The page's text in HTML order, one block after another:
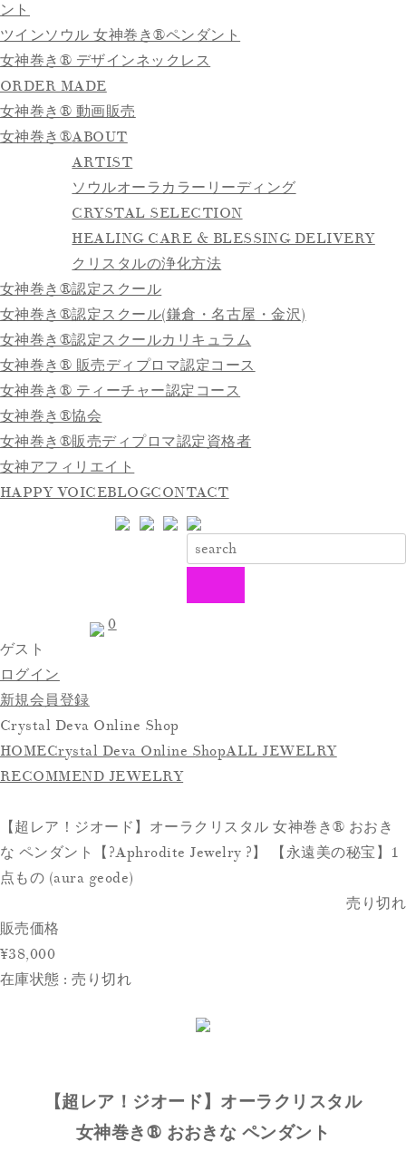
ント
ツインソウル 女神巻き®ペンダント
女神巻き® デザインネックレス
ORDER MADE
女神巻き® 動画販売
女神巻き®ABOUT
ARTIST
ソウルオーラカラーリーディング
CRYSTAL SELECTION
HEALING CARE & BLESSING DELIVERY
クリスタルの浄化方法
女神巻き®認定スクール
女神巻き®認定スクール(鎌倉・名古屋・金沢)
女神巻き®認定スクールカリキュラム
女神巻き® 販売ディプロマ認定コース
女神巻き® ティーチャー認定コース
女神巻き®協会
女神巻き®販売ディプロマ認定資格者
女神アフィリエイト
HAPPY VOICEBLOGCONTACT
ゲスト
ログイン
新規会員登録
0
Crystal Deva Online Shop
HOMECrystal Deva Online ShopALL JEWELRY
RECOMMEND JEWELRY
【超レア！ジオード】オーラクリスタル 女神巻き®︎ おおき
な ペンダント【?Aphrodite Jewelry ?】 【永遠美の秘宝】1
点もの (aura geode)
売り切れ
販売価格
¥38,000
在庫状態 : 売り切れ
【超レア！ジオード】オーラクリスタル
女神巻き®︎ おおきな ペンダント